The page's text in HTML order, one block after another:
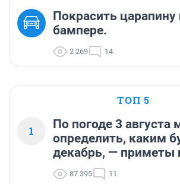
Покрасить царапину
бампере.
2 269 14
ТОП 5
1
По погоде 3 августа
определить, каким
декабрь, — приметы
87 395 11